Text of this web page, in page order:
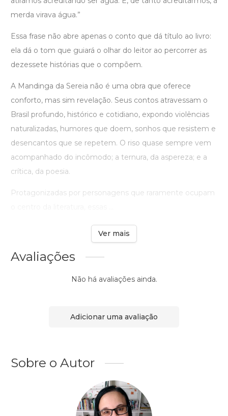
merda virava água.”
Essa frase não abre apenas o conto que dá título ao livro:
ela dá o tom que guiará o olhar do leitor ao percorrer as
dezessete histórias que o compõem.
A Mandinga da Sereia não é uma obra que oferece
conforto, mas sim revelação. Seus contos atravessam o
Brasil profundo, histórico e cotidiano, expondo violências
naturalizadas, humores que doem, sonhos que resistem e
desencantos que se repetem. O riso quase sempre vem
acompanhado do incômodo; a ternura, da aspereza; e a
crítica, da poesia.
Protagonizadas por personagens que raramente ocupam
Ver mais
Avaliações
Não há avaliações ainda.
Adicionar uma avaliação
Sobre o Autor